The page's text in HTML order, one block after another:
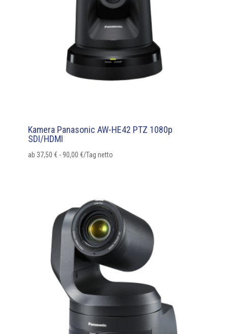
Kamera Panasonic AW-HE42 PTZ 1080p
SDI/HDMI
ab 37,50 €-90,00 €/Tag netto